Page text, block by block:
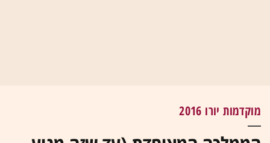
מוקדמות יורו 2016